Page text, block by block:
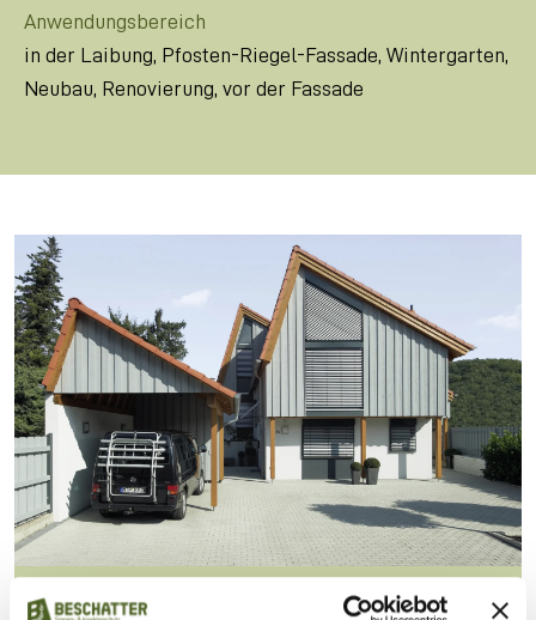
Anwendungsbereich
in der Laibung, Pfosten-Riegel-Fassade, Wintergarten,
Neubau, Renovierung, vor der Fassade
Außenjalousien regulieren das Licht und